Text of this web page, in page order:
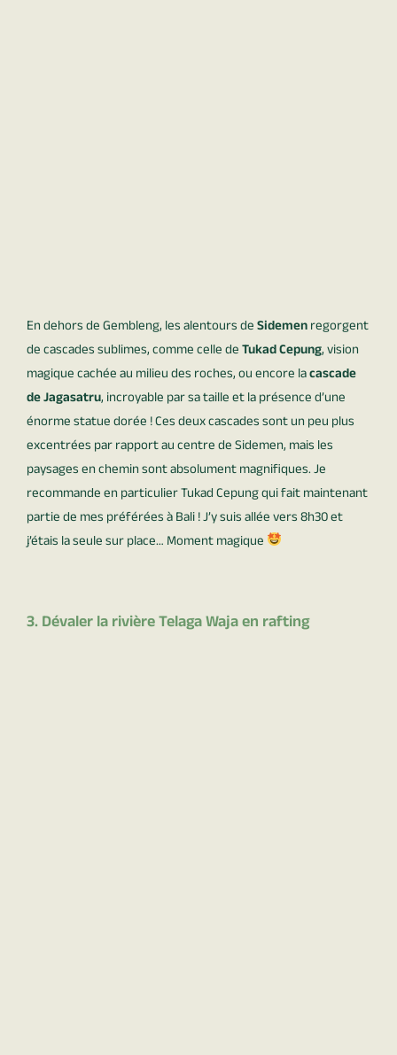
En dehors de Gembleng, les alentours deSidemenregorgent
de cascades sublimes, comme celle deTukad Cepung, vision
magique cachée au milieu des roches, ou encore lacascade
de Jagasatru, incroyable par sa taille et la présence d’une
énorme statue dorée ! Ces deux cascades sont un peu plus
excentrées par rapport au centre de Sidemen, mais les
paysages en chemin sont absolument magnifiques. Je
recommande en particulier Tukad Cepung qui fait maintenant
partie de mes préférées à Bali ! J’y suis allée vers 8h30 et
j’étais la seule sur place… Moment magique
3. Dévaler la rivière Telaga Waja en rafting